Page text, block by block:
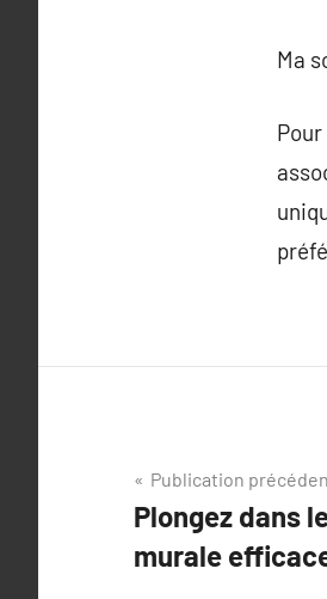
Ma
Navigation
de
l’article
Publication
Plongez dans
murale